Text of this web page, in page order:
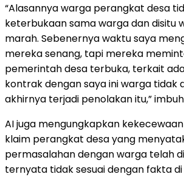
“Alasannya warga perangkat desa
keterbukaan sama warga dan disitu
marah. Sebenernya waktu saya
mereka senang, tapi mereka
pemerintah desa terbuka, terkait
kontrak dengan saya ini warga tidak
akhirnya terjadi penolakan itu,”
AI juga mengungkapkan
klaim perangkat desa yang
permasalahan dengan warga telah
ternyata tidak sesuai dengan fakta